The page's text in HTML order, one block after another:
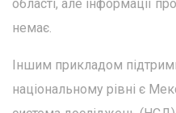
області, але інформації
немає.
Іншим прикладом
національному рівні є